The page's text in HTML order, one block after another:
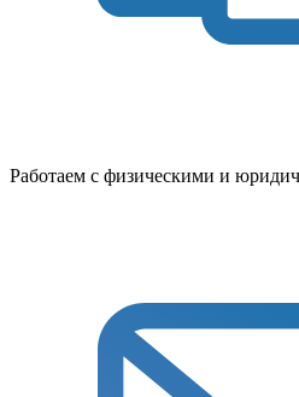
Работаем с физическими и